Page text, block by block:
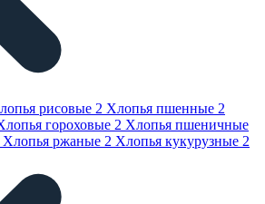
рисовые 2 Хлопья пшенные 2
гороховые 2 Хлопья пшеничные
Хлопья ржаные 2 Хлопья кукурузные 2